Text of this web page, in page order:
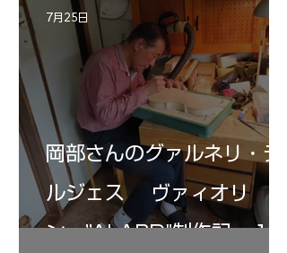
岡部さんのグァルネリ・デ
ルジェス ヴァィオリ
ン ”ALARD"制作記 １2
7月25日